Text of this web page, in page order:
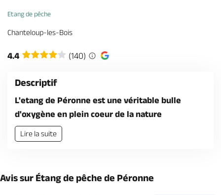
Séjours, cadeaux
Brochures & Cartes Offices de tourisme Comment venir ?
Etang de pêche
Chanteloup-les-Bois
4.4 (140)
Descriptif
L'etang de Péronne est une véritable bulle
d'oxygène en plein coeur de la nature
Lire la suite
Avis sur Étang de pêche de Péronne